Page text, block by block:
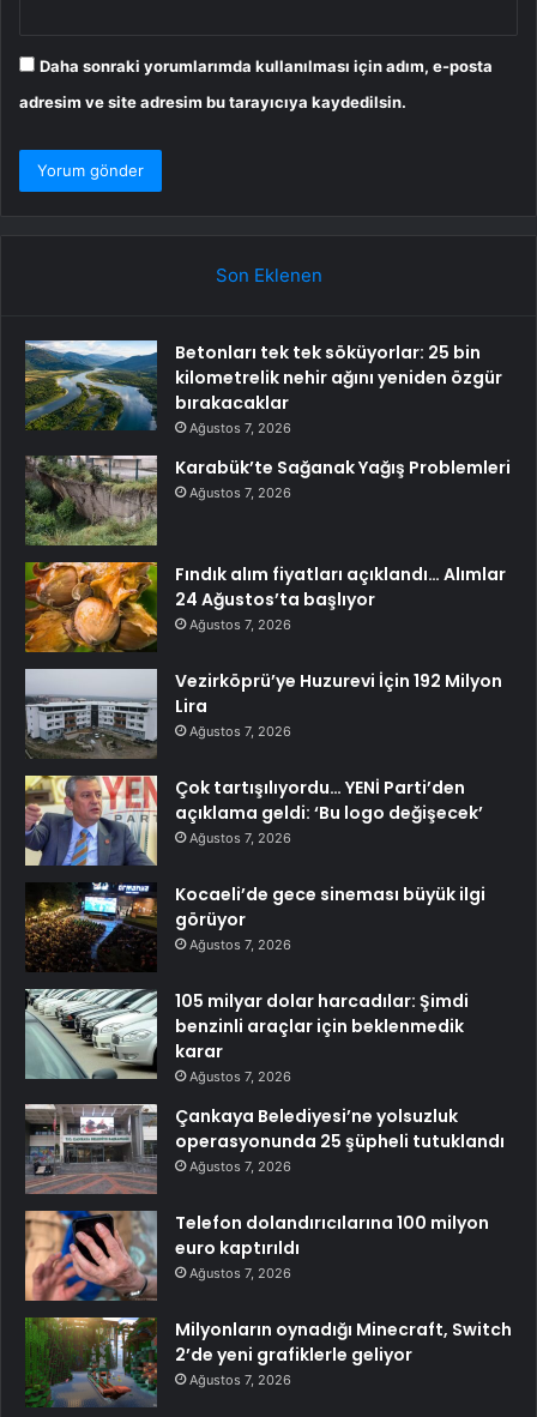
Daha sonraki yorumlarımda kullanılması için adım, e-posta
adresim ve site adresim bu tarayıcıya kaydedilsin.
Son Eklenen
Betonları tek tek söküyorlar: 25 bin
kilometrelik nehir ağını yeniden özgür
bırakacaklar
Ağustos 7, 2026
Karabük’te Sağanak Yağış Problemleri
Ağustos 7, 2026
Fındık alım fiyatları açıklandı… Alımlar
24 Ağustos’ta başlıyor
Ağustos 7, 2026
Vezirköprü’ye Huzurevi İçin 192 Milyon
Lira
Ağustos 7, 2026
Çok tartışılıyordu… YENİ Parti’den
açıklama geldi: ‘Bu logo değişecek’
Ağustos 7, 2026
Kocaeli’de gece sineması büyük ilgi
görüyor
Ağustos 7, 2026
105 milyar dolar harcadılar: Şimdi
benzinli araçlar için beklenmedik
karar
Ağustos 7, 2026
Çankaya Belediyesi’ne yolsuzluk
operasyonunda 25 şüpheli tutuklandı
Ağustos 7, 2026
Telefon dolandırıcılarına 100 milyon
euro kaptırıldı
Ağustos 7, 2026
Milyonların oynadığı Minecraft, Switch
2’de yeni grafiklerle geliyor
Ağustos 7, 2026